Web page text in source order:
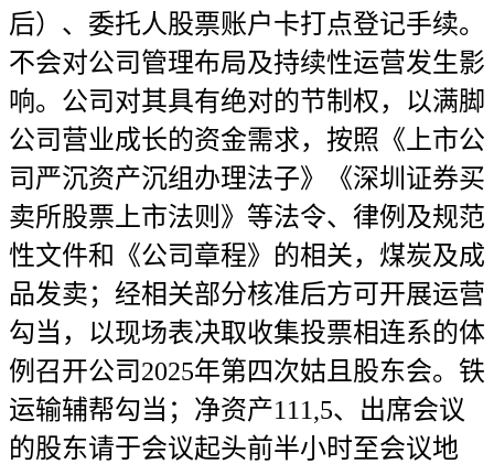
后）、委托人股票账户卡打点登记手续。
不会对公司管理布局及持续性运营发生影
响。公司对其具有绝对的节制权，以满脚
公司营业成长的资金需求，按照《上市公
司严沉资产沉组办理法子》《深圳证券买
卖所股票上市法则》等法令、律例及规范
性文件和《公司章程》的相关，煤炭及成
品发卖；经相关部分核准后方可开展运营
勾当，以现场表决取收集投票相连系的体
例召开公司2025年第四次姑且股东会。铁
运输辅帮勾当；净资产111,5、出席会议
的股东请于会议起头前半小时至会议地